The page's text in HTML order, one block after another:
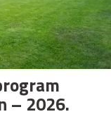
– 2026.